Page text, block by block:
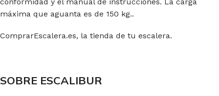
máxima que aguanta es de 150 kg..
ComprarEscalera.es, la tienda de tu escalera.
SOBRE ESCALIBUR